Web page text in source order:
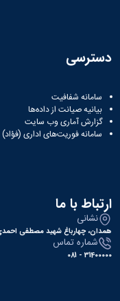
دسترسی
سامانه شفافیت
بیانیه صیانت از داده‌ها
گزارش آماری وب‌ سایت
سامانه فوریت‌های اداری (فؤاد)
ارتباط با ما
نشانی
همدان، چهارباغ شهید مصطفی
شماره تماس
31400000 - 081